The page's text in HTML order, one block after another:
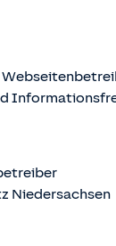
Niedersachsen